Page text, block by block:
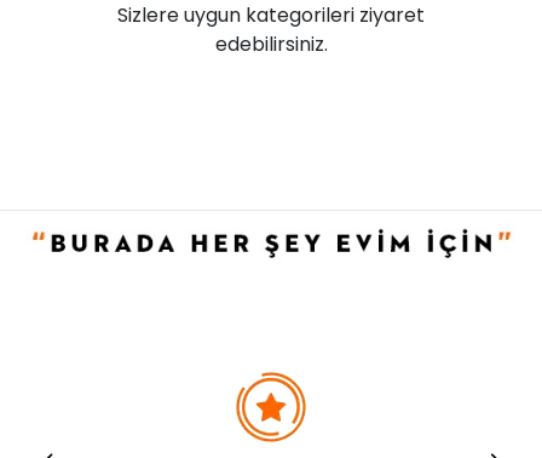
Sizlere uygun kategorileri ziyaret
edebilirsiniz.